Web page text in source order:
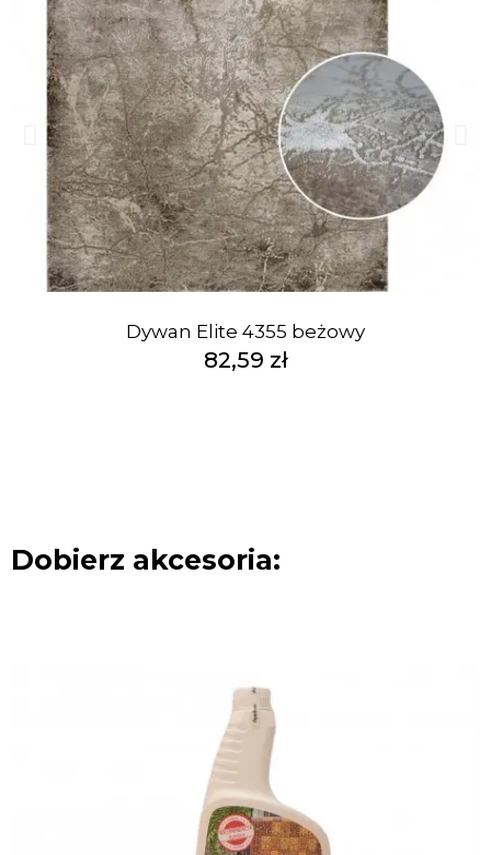
Dywan Elite 4355 beżowy
82,59 zł
Dobierz akcesoria: